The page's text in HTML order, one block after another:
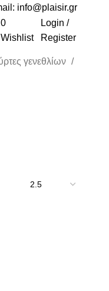
info@plaisir.gr
0
Wishlist
Login /
Register
γενεθλίων